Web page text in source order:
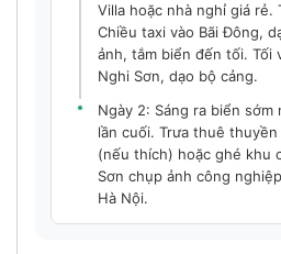
Villa hoặc nhà nghỉ giá rẻ.
Chiều taxi vào Bãi Đông,
ảnh, tắm biển đến tối. Tối
Nghi Sơn, dạo bộ cảng.
Ngày 2: Sáng ra biển sớm
lần cuối. Trưa thuê
(nếu thích) hoặc ghé khu
Sơn chụp ảnh công
Hà Nội.